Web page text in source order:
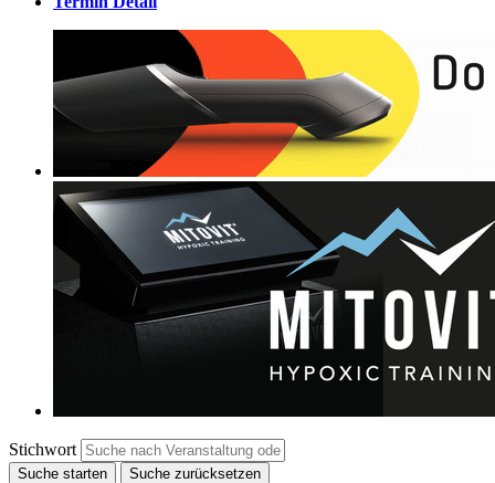
Stichwort
Suche starten Suche zurücksetzen